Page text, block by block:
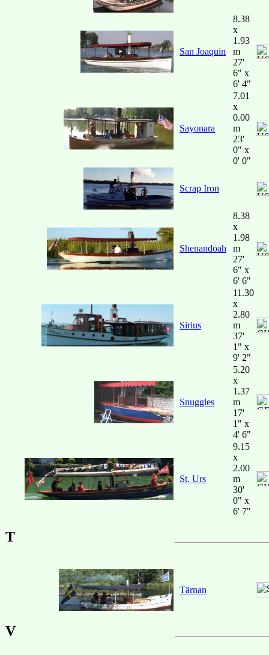
San Joaquin
8.38
x
1.93
m
27'
6" x
6' 4"
Sayonara
7.01
x
0.00
m
23'
0" x
0' 0"
Scrap Iron
Shenandoah
8.38
x
1.98
m
27'
6" x
6' 6"
Sirius
11.30
x
2.80
m
37'
1" x
9' 2"
Snuggles
5.20
x
1.37
m
17'
1" x
4' 6"
St. Urs
9.15
x
2.00
m
30'
0" x
6' 7"
T
Tärnan
V